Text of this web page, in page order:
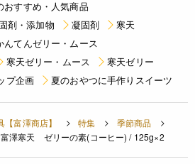
おすすめ・人気商品
剤・添加物
凝固剤
寒天
んてんゼリー・ムース
寒天ゼリー・ムース
寒天ゼリー
プ企画 夏のおやつに手作りスイーツ
富澤商店】 特集
季節商品
富澤寒天 ゼリーの素(コーヒー) / 125g×2